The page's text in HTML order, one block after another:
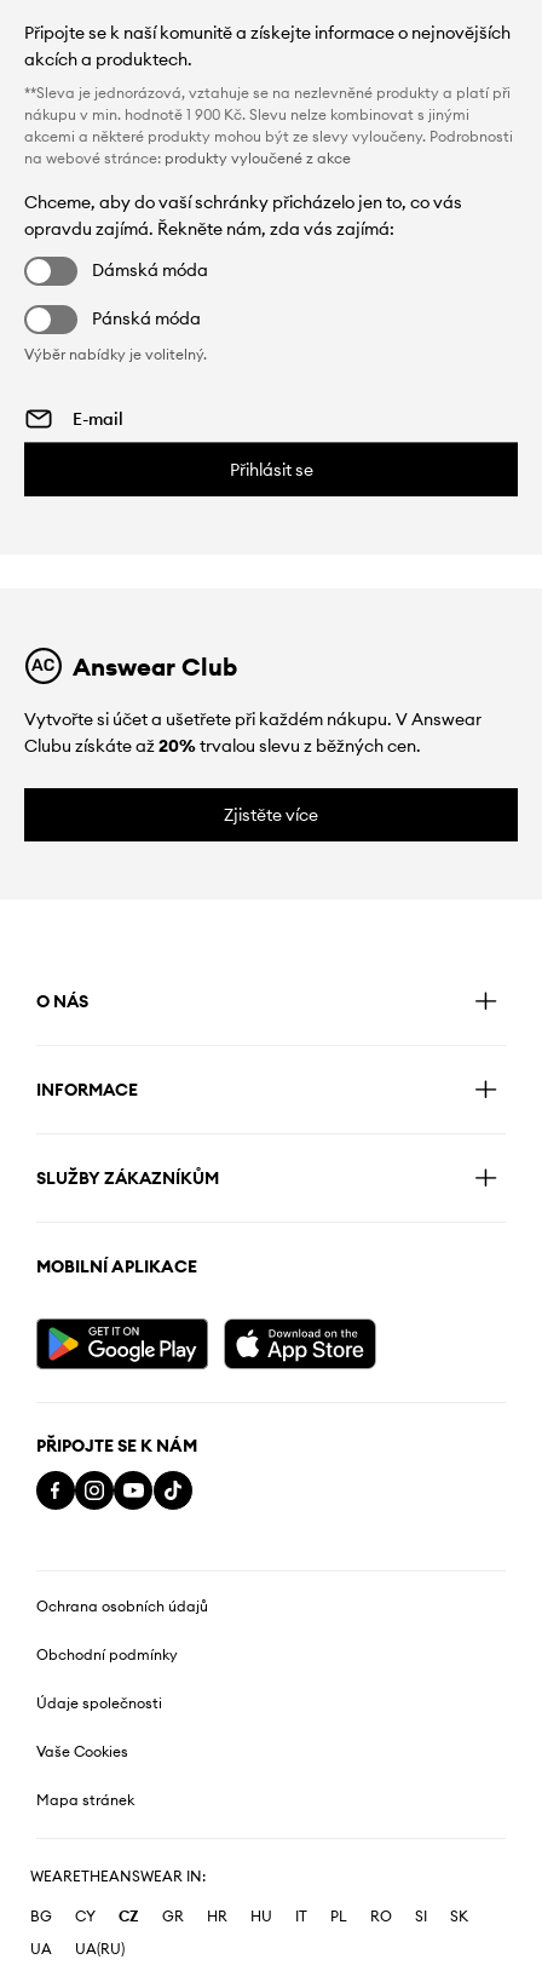
Připojte se k naší komunitě a získejte informace o nejnovějších
akcích a produktech.
**Sleva je jednorázová, vztahuje se na nezlevněné produkty a platí při
nákupu v min. hodnotě 1 900 Kč. Slevu nelze kombinovat s jinými
akcemi a některé produkty mohou být ze slevy vyloučeny. Podrobnosti
na webové stránce: produkty vyloučené z akce
Chceme, aby do vaší schránky přicházelo jen to, co vás
opravdu zajímá. Řekněte nám, zda vás zajímá:
Dámská móda
Pánská móda
Výběr nabídky je volitelný.
Přihlásit se
Answear Club
Vytvořte si účet a ušetřete při každém nákupu. V Answear
Clubu získáte až20%trvalou slevu z běžných cen.
Zjistěte více
O NÁS
INFORMACE
SLUŽBY ZÁKAZNÍKŮM
MOBILNÍ APLIKACE
PŘIPOJTE SE K NÁM
Ochrana osobních údajů
Obchodní podmínky
Údaje společnosti
Vaše Cookies
Mapa stránek
WEARETHEANSWEAR IN:
BG CY CZ GR HR HU IT PL RO SI
SK
UA
UA(RU)